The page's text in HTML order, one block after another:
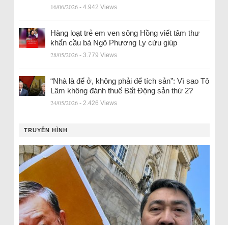
16/06/2026 - 4.942 Views
Hàng loạt trẻ em ven sông Hồng viết tâm thư
khẩn cầu bà Ngô Phương Ly cứu giúp
28/05/2026 - 3.779 Views
“Nhà là để ở, không phải để tích sản”: Vì sao Tô
Lâm không đánh thuế Bất Động sản thứ 2?
24/05/2026 - 2.426 Views
TRUYỀN HÌNH